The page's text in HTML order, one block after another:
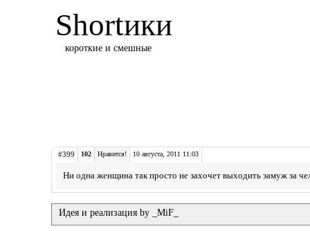
Shortики
короткие и смешные
#399 102 Нравится! 10 августа, 2011 11:03
Ни одна женщина так просто не захочет выходить замуж за
Идея и реализация by _MiF_